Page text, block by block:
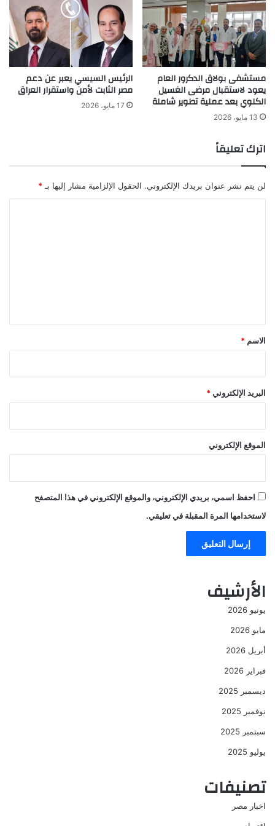
مستشفى بولاق الدكرور العام
يعود لاستقبال مرضى الغسيل
الكلوي بعد عملية تطوير شاملة
13 مايو، 2026
الرئيس السيسي يعبر عن دعم
مصر الثابت لأمن واستقرار العراق
17 مايو، 2026
اترك تعليقاً
لن يتم نشر عنوان بريدك الإلكتروني. الحقول الإلزامية مشار إليها بـ *
*
الاسم *
البريد الإلكتروني *
الموقع الإلكتروني
احفظ اسمي، بريدي الإلكتروني، والموقع الإلكتروني في هذا المتصفح
لاستخدامها المرة المقبلة في تعليقي.
الأرشيف
يونيو 2026
مايو 2026
أبريل 2026
فبراير 2026
ديسمبر 2025
نوفمبر 2025
سبتمبر 2025
يوليو 2025
تصنيفات
اخبار مصر